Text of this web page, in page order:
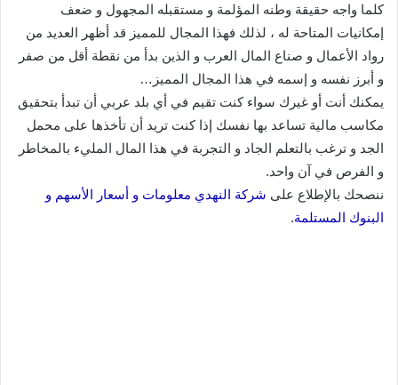
كلما واجه حقيقة وطنه المؤلمة و مستقبله المجهول و ضعف
إمكانيات المتاحة له ، لذلك فهذا المجال للمميز قد أظهر العديد من
رواد الأعمال و صناع المال العرب و الذين بدأ من نقطة أقل من صفر
و أبرز نفسه و إسمه في هذا المجال المميز…
يمكنك أنت أو غيرك سواء كنت تقيم في أي بلد عربي أن تبدأ بتحقيق
مكاسب مالية تساعد بها نفسك إذا كنت تريد أن تأخذها على محمل
الجد و ترغب بالتعلم الجاد و التجربة في هذا المال المليء بالمخاطر
و الفرص في آن واحد.
ننصحك بالإطلاع على شركة النهدي معلومات و أسعار الأسهم و
البنوك المستلمة.